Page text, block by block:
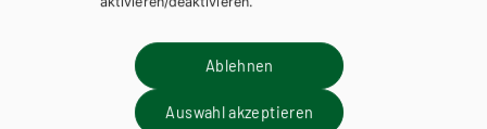
Ablehnen
Auswahl akzeptieren